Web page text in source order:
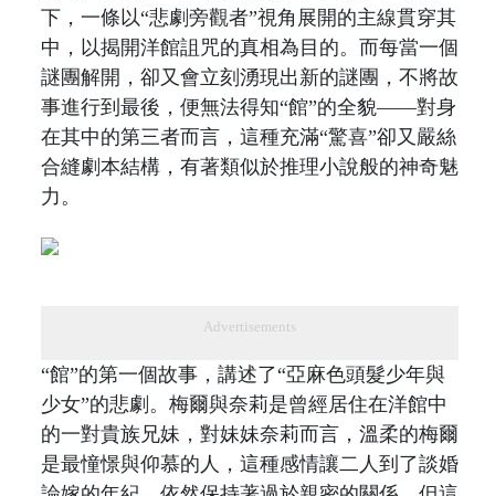
下，一條以“悲劇旁觀者”視角展開的主線貫穿其
中，以揭開洋館詛咒的真相為目的。而每當一個
謎團解開，卻又會立刻湧現出新的謎團，不將故
事進行到最後，便無法得知“館”的全貌——對身
在其中的第三者而言，這種充滿“驚喜”卻又嚴絲
合縫劇本結構，有著類似於推理小說般的神奇魅
力。
Advertisements
“館”的第一個故事，講述了“亞麻色頭髮少年與
少女”的悲劇。梅爾與奈莉是曾經居住在洋館中
的一對貴族兄妹，對妹妹奈莉而言，溫柔的梅爾
是最憧憬與仰慕的人，這種感情讓二人到了談婚